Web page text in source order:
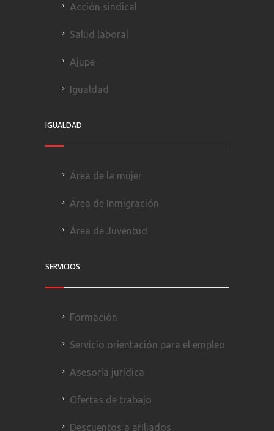
Acción sindical
Salud laboral
Ajupe
Igualdad
IGUALDAD
Área de la mujer
Área de Inmigración
Área de Juventud
SERVICIOS
Formación
Servicio orientación para el empleo
Asesoría jurídica
Ofertas de trabajo
Descuentos a afiliados